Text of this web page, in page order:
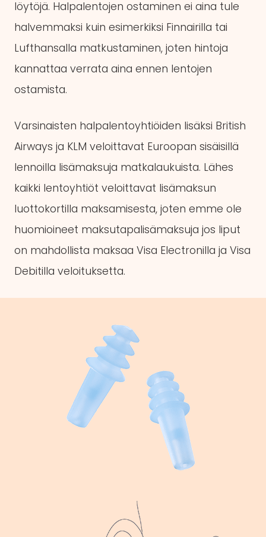
löytöjä. Halpalentojen ostaminen ei aina tule
halvemmaksi kuin esimerkiksi Finnairilla tai
Lufthansalla matkustaminen, joten hintoja
kannattaa verrata aina ennen lentojen
ostamista.
Varsinaisten halpalentoyhtiöiden lisäksi British
Airways ja KLM veloittavat Euroopan sisäisillä
lennoilla lisämaksuja matkalaukuista. Lähes
kaikki lentoyhtiöt veloittavat lisämaksun
luottokortilla maksamisesta, joten emme ole
huomioineet maksutapalisämaksuja jos liput
on mahdollista maksaa Visa Electronilla ja Visa
Debitilla veloituksetta.